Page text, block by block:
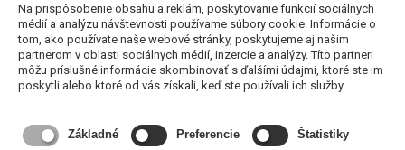
Biamp MASK4CT - reproduktor vhodný do vonkajšieho
143,71 €
Na prispôsobenie obsahu a reklám, poskytovanie funkcií sociálnych
médií a analýzu návštevnosti používame súbory cookie. Informácie o
tom, ako používate naše webové stránky, poskytujeme aj našim
partnerom v oblasti sociálnych médií, inzercie a analýzy. Títo partneri
môžu príslušné informácie skombinovať s ďalšími údajmi, ktoré ste im
poskytli alebo ktoré od vás získali, keď ste používali ich služby.
Základné Preferencie Štatistiky